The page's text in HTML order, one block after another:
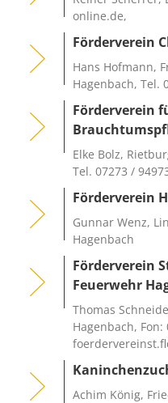
online.de,
Förderverein
Hans Hofmann,
Hagenbach, Tel.
Förderverein
Elke Bolz,
Tel. 07273 /
Förderverein
Gunnar Wenz,
Hagenbach
Förderverein
Feuerwehr
Thomas
Hagenbach, Fon:
Achim König,